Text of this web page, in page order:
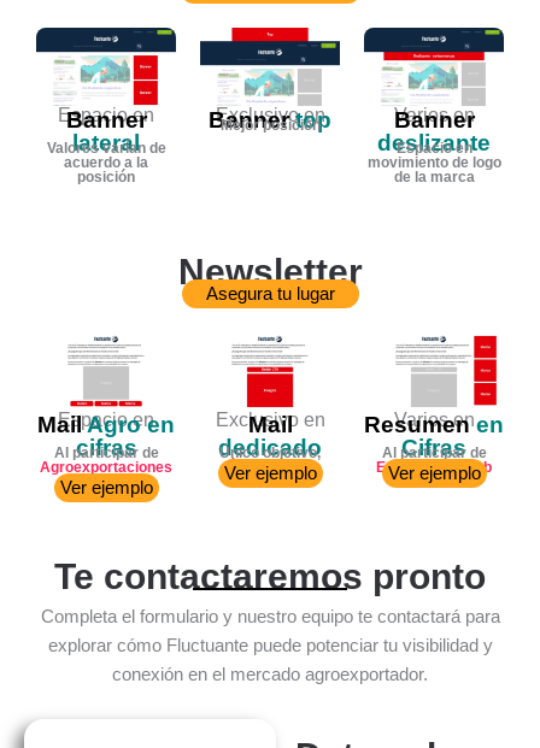
Espacio en
Banner
lateral
Valores varían de
acuerdo a la
posición
Exclusivo en
Bannertop
Mejor posición Varios en
Banner
deslizante
Espacio en
movimiento de logo
de la marca
Newsletter
Asegura tu lugar
Espacio en
MailAgro en
cifras
Al participar de
Agroexportaciones
en Cifras
Ver ejemplo
Exclusivo en
Mail
dedicado
Único objetivo,
Única marca
Ver ejemplo
Varios en
Resumenen
Cifras
Al participar de
Espacios en web
Ver ejemplo
Te contactaremos pronto
Completa el formulario y nuestro equipo te contactará para
explorar cómo Fluctuante puede potenciar tu visibilidad y
conexión en el mercado agroexportador.